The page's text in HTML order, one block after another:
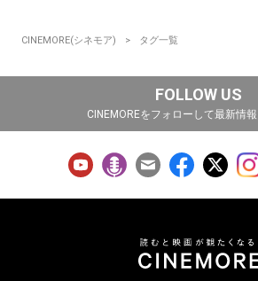
CINEMORE(シネモア) タグ一覧
FOLLOW US
CINEMOREをフォローして最新情